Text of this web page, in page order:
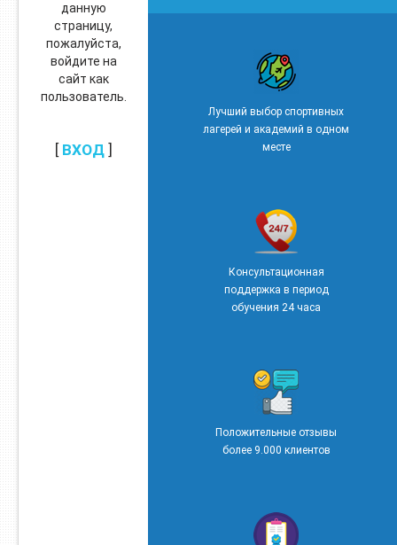
данную
страницу,
пожалуйста,
войдите на
сайт как
пользователь.
[ ВХОД]
Лучший выбор спортивных
лагерей и академий в одном
месте
Консультационная
поддержка в период
обучения 24 часа
Положительные отзывы
более 9.000 клиентов